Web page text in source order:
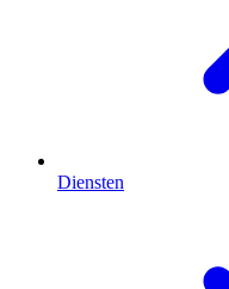
Diensten